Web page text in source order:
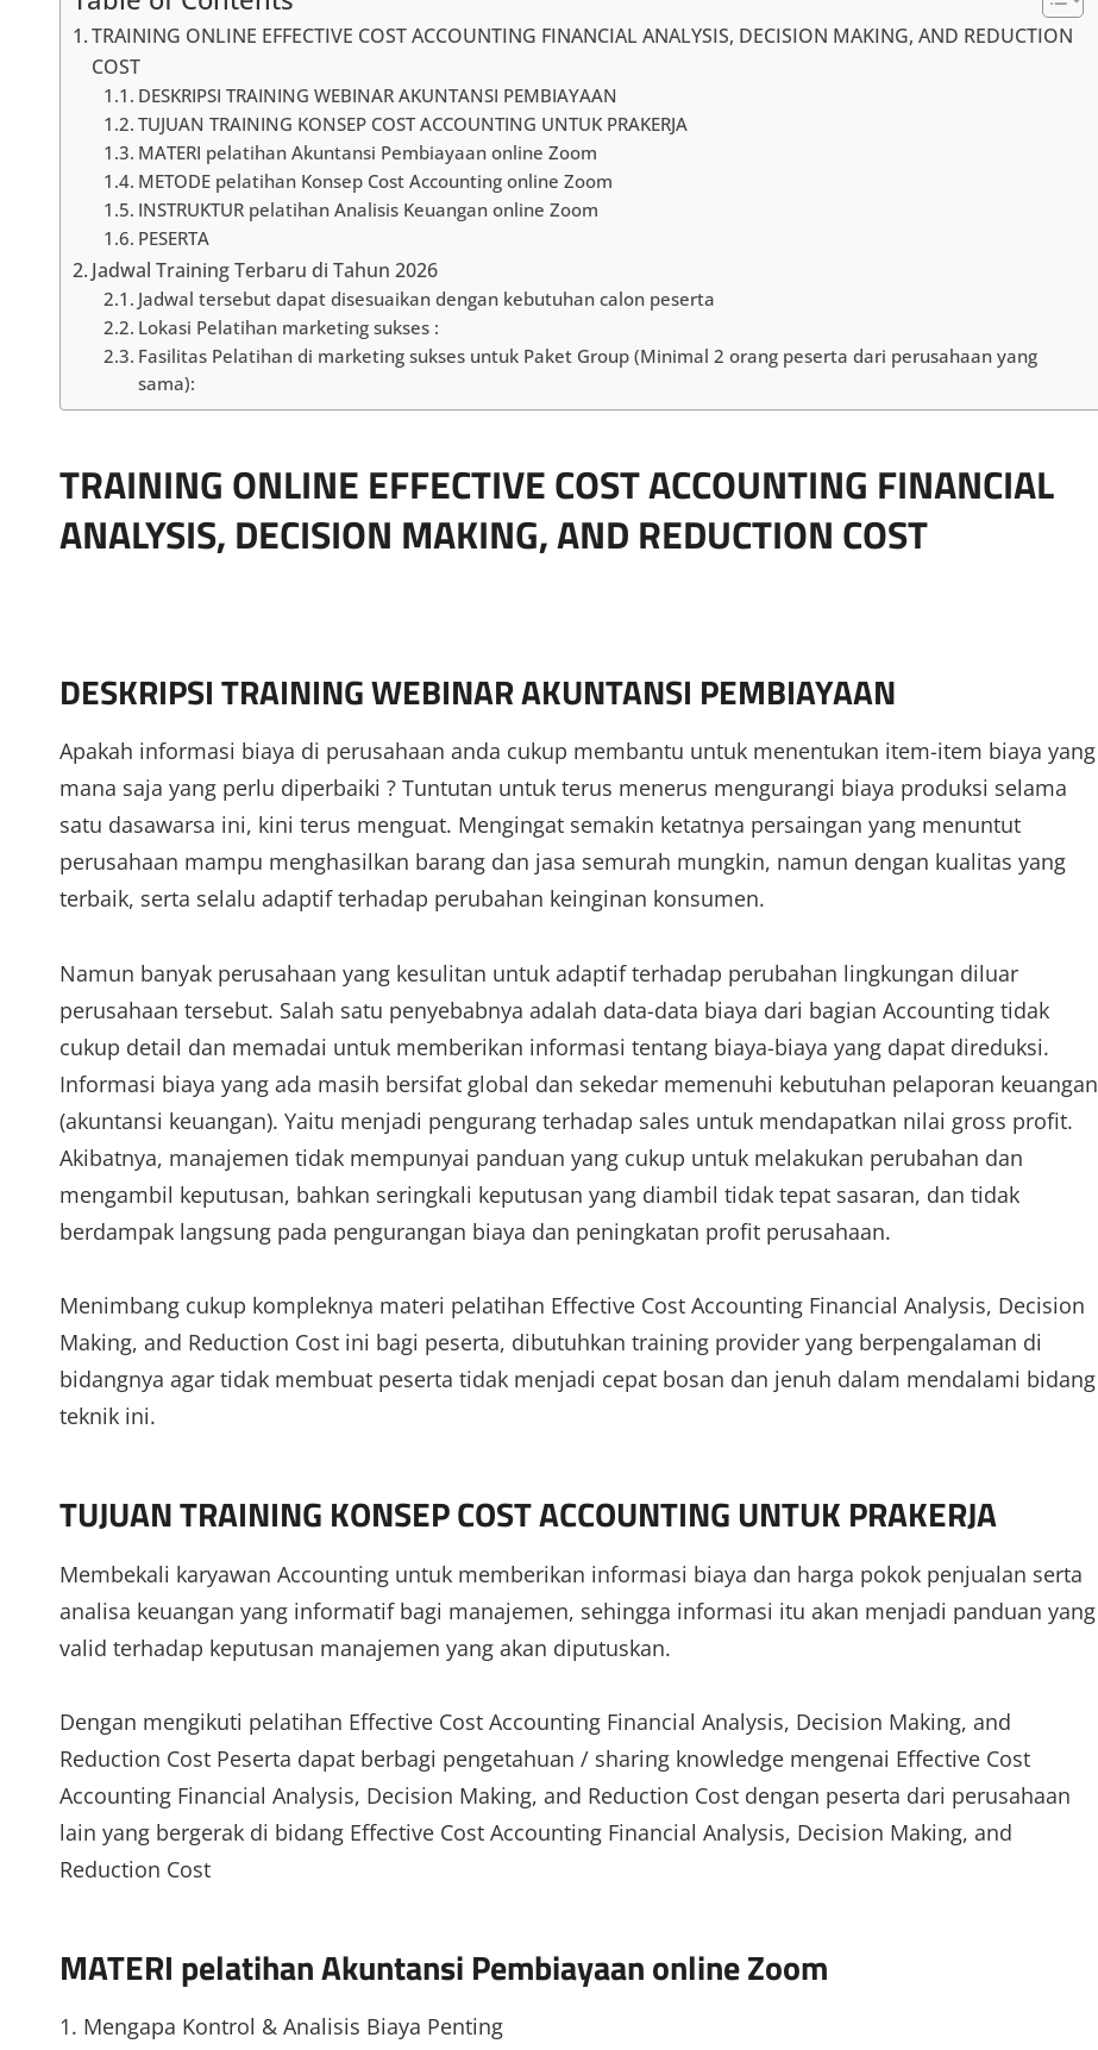
TRAINING ONLINE EFFECTIVE COST ACCOUNTING FINANCIAL ANALYSIS, DECISION MAKING, AND REDUCTION
COST
DESKRIPSI TRAINING WEBINAR AKUNTANSI PEMBIAYAAN
TUJUAN TRAINING KONSEP COST ACCOUNTING UNTUK PRAKERJA
MATERI pelatihan Akuntansi Pembiayaan online Zoom
METODE pelatihan Konsep Cost Accounting online Zoom
INSTRUKTUR pelatihan Analisis Keuangan online Zoom
PESERTA
Jadwal Training Terbaru di Tahun 2026
Jadwal tersebut dapat disesuaikan dengan kebutuhan calon peserta
Lokasi Pelatihan marketing sukses :
Fasilitas Pelatihan di marketing sukses untuk Paket Group (Minimal 2 orang peserta dari perusahaan yang
sama):
TRAINING ONLINE EFFECTIVE COST ACCOUNTING FINANCIAL
ANALYSIS, DECISION MAKING, AND REDUCTION COST
DESKRIPSI TRAINING WEBINAR AKUNTANSI PEMBIAYAAN
Apakah informasi biaya di perusahaan anda cukup membantu untuk menentukan item-item biaya yang
mana saja yang perlu diperbaiki ? Tuntutan untuk terus menerus mengurangi biaya produksi selama
satu dasawarsa ini, kini terus menguat. Mengingat semakin ketatnya persaingan yang menuntut
perusahaan mampu menghasilkan barang dan jasa semurah mungkin, namun dengan kualitas yang
terbaik, serta selalu adaptif terhadap perubahan keinginan konsumen.
Namun banyak perusahaan yang kesulitan untuk adaptif terhadap perubahan lingkungan diluar
perusahaan tersebut. Salah satu penyebabnya adalah data-data biaya dari bagian Accounting tidak
cukup detail dan memadai untuk memberikan informasi tentang biaya-biaya yang dapat direduksi.
Informasi biaya yang ada masih bersifat global dan sekedar memenuhi kebutuhan pelaporan keuangan
(akuntansi keuangan). Yaitu menjadi pengurang terhadap sales untuk mendapatkan nilai gross profit.
Akibatnya, manajemen tidak mempunyai panduan yang cukup untuk melakukan perubahan dan
mengambil keputusan, bahkan seringkali keputusan yang diambil tidak tepat sasaran, dan tidak
berdampak langsung pada pengurangan biaya dan peningkatan profit perusahaan.
Menimbang cukup kompleknya materi pelatihan Effective Cost Accounting Financial Analysis, Decision
Making, and Reduction Cost ini bagi peserta, dibutuhkan training provider yang berpengalaman di
bidangnya agar tidak membuat peserta tidak menjadi cepat bosan dan jenuh dalam mendalami bidang
teknik ini.
TUJUAN TRAINING KONSEP COST ACCOUNTING UNTUK PRAKERJA
Membekali karyawan Accounting untuk memberikan informasi biaya dan harga pokok penjualan serta
analisa keuangan yang informatif bagi manajemen, sehingga informasi itu akan menjadi panduan yang
valid terhadap keputusan manajemen yang akan diputuskan.
Dengan mengikuti pelatihan Effective Cost Accounting Financial Analysis, Decision Making, and
Reduction Cost Peserta dapat berbagi pengetahuan / sharing knowledge mengenai Effective Cost
Accounting Financial Analysis, Decision Making, and Reduction Cost dengan peserta dari perusahaan
lain yang bergerak di bidang Effective Cost Accounting Financial Analysis, Decision Making, and
Reduction Cost
MATERI pelatihan Akuntansi Pembiayaan online Zoom
1. Mengapa Kontrol & Analisis Biaya Penting